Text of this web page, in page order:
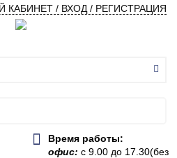
КАБИНЕТ / ВХОД / РЕГИСТРАЦИЯ
Время работы:
офис:с 9.00 до 17.30(без